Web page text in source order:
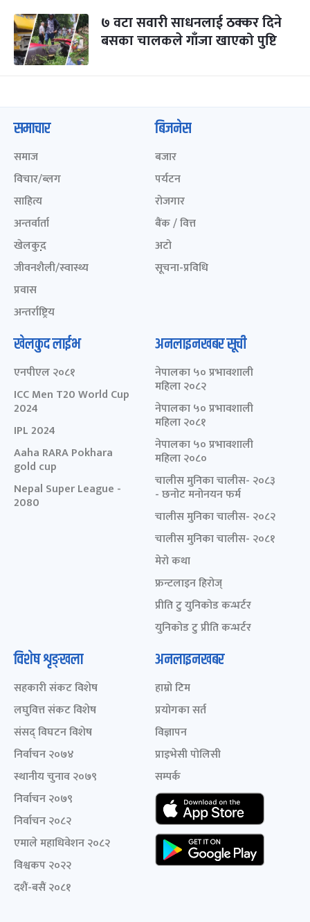
७ वटा सवारी साधनलाई ठक्कर दिने
बसका चालकले गाँजा खाएको पुष्टि
समाचार
समाज
विचार/ब्लग
साहित्य
अन्तर्वार्ता
खेलकुद़़
जीवनशैली/स्वास्थ्य
प्रवास
अन्तर्राष्ट्रिय
बिजनेस
बजार
पर्यटन
रोजगार
बैंक / वित्त
अटो
सूचना-प्रविधि
खेलकुद लाईभ
एनपीएल २०८१
ICC Men T20 World Cup
2024
IPL 2024
Aaha RARA Pokhara
gold cup
Nepal Super League -
2080
अनलाइनखबर सूची
नेपालका ५० प्रभावशाली
महिला २०८२
नेपालका ५० प्रभावशाली
महिला २०८१
नेपालका ५० प्रभावशाली
महिला २०८०
चालीस मुनिका चालीस- २०८३
- छनोट मनोनयन फर्म
चालीस मुनिका चालीस- २०८२
चालीस मुनिका चालीस- २०८१
मेरो कथा
फ्रन्टलाइन हिरोज्
प्रीति टु युनिकोड कन्भर्टर
युनिकोड टु प्रीति कन्भर्टर
विशेष शृङ्खला
सहकारी संकट विशेष
लघुवित्त संकट विशेष
संसद् विघटन विशेष
निर्वाचन २०७४
स्थानीय चुनाव २०७९
निर्वाचन २०७९
निर्वाचन २०८२
एमाले महाधिवेशन २०८२
विश्वकप २०२२
दशैं-बसैं २०८१
अनलाइनखबर
हाम्रो टिम
प्रयोगका सर्त
विज्ञापन
प्राइभेसी पोलिसी
सम्पर्क